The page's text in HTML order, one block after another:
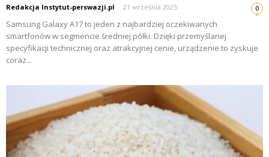
Redakcja Instytut-perswazji.pl - 21 września 2025 0
Samsung Galaxy A17 to jeden z najbardziej oczekiwanych
smartfonów w segmencie średniej półki. Dzięki przemyślanej
specyfikacji technicznej oraz atrakcyjnej cenie, urządzenie to zyskuje
coraz...